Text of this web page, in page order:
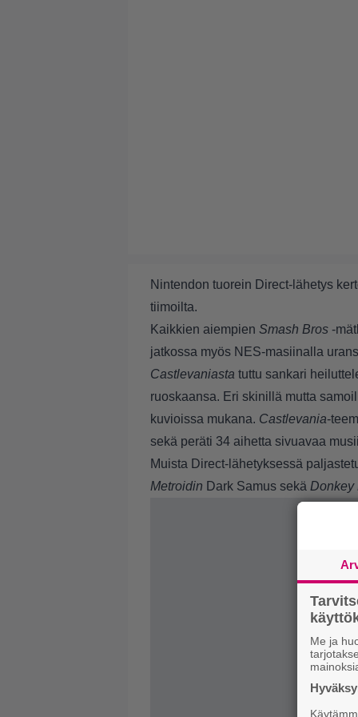
Nintendon tuorein Direct-lähetys
tiimoilta.
Kaikkien aiempien Smash Bros -
jatkossa myös NES-masiinalla
Castlevaniasta tuttu sankari
ruoskaansa. Eri skinillä mutta
kuvioissa mukana. Castlevania-
sekä peräti 34 aihetta sivuavaa
Muista Direct-lähetyksessä
Metroidin Dark Samus sekä Donkey
Me ja